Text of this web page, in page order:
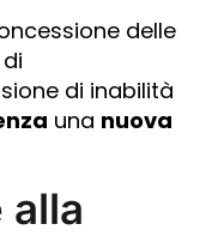
delle
di inabilità
una nuova
alla